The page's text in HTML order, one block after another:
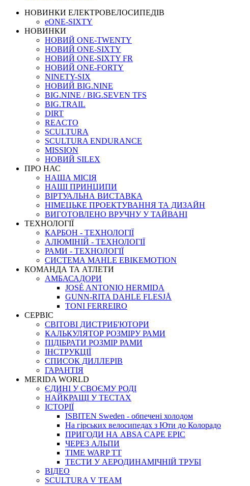
НОВИНКИ ЕЛЕКТРОВЕЛОСИПЕДІВ
eONE-SIXTY
НОВИНКИ
НОВИЙ ONE-TWENTY
НОВИЙ ONE-SIXTY
НОВИЙ ONE-SIXTY FR
НОВИЙ ONE-FORTY
NINETY-SIX
НОВИЙ BIG.NINE
BIG.NINE / BIG.SEVEN TFS
BIG.TRAIL
DIRT
REACTO
SCULTURA
SCULTURA ENDURANCE
MISSION
НОВИЙ SILEX
ПРО НАС
НАША МICIЯ
НАШI ПРИНЦИПИ
ВIРТУАЛЬНА ВИСТАВКА
НІМЕЦЬКЕ ПРОЕКТУВАННЯ ТА ДИЗАЙН
ВИГОТОВЛЕНО ВРУЧНУ У ТАЙВАНІ
ТЕХНОЛОГІЇ
КАРБОН - ТЕХНОЛОГІЇ
АЛЮМІНІЙ - ТЕХНОЛОГІЇ
РАМИ - ТЕХНОЛОГІЇ
СИСТЕМА MAHLE EBIKEMOTION
КОМАНДА ТА АТЛЕТИ
АМБАСАДОРИ
JOSÉ ANTONIO HERMIDA
GUNN-RITA DAHLE FLESJÅ
TONI FERREIRO
СЕРВІС
СВІТОВІ ДИСТРИБ'ЮТОРИ
КАЛЬКУЛЯТОР РОЗМIРУ РАМИ
ПІДІБРАТИ РОЗМІР РАМИ
IНСТРУКЦIЇ
СПИСОК ДИЛЛЕРІВ
ГАРАНТIЯ
MERIDA WORLD
ЄДИНI У СВОЄМУ РОДI
НАЙКРАЩІ У ТЕСТАХ
ІСТОРІЇ
ISBITEN Sweden - обпечені холодом
На гірських велосипедах з Юти до Колорадо
ПРИГОДИ НА ABSA CAPE EPIC
ЧЕРЕЗ АЛЬПИ
TIME WARP TT
ТЕСТИ У АЕРОДИНАМІЧНІЙ ТРУБІ
ВІДЕО
SCULTURA V TEAM